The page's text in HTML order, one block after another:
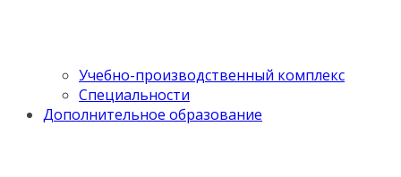
Учебно-производственный комплекс
Специальности
Дополнительное образование